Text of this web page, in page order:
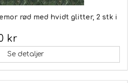
rød med hvidt glitter, 2 stk i
kr
Se detaljer